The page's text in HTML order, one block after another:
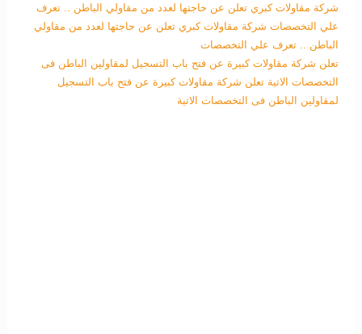
شركة مقاولات كبري تعلن عن حاجتها لعدد من مقاولي الباطن .. تعرف
علي التخصصات شركة مقاولات كبري تعلن عن حاجتها لعدد من مقاولي
الباطن .. تعرف علي التخصصات
تعلن شركة مقاولات كبيرة عن فتح باب التسجيل لمقاولين الباطن فى
التخصصات الاتية تعلن شركة مقاولات كبيرة عن فتح باب التسجيل
لمقاولين الباطن فى التخصصات الاتية